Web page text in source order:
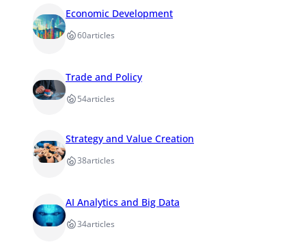
Economic Development
60articles
Trade and Policy
54articles
Strategy and Value Creation
38articles
AI Analytics and Big Data
34articles